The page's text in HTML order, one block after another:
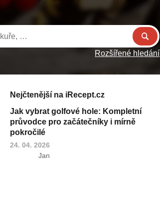
Rozšířené hledání
Nejčtenější na iRecept.cz
Jak vybrat golfové hole: Kompletní
průvodce pro začátečníky i mírně
pokročilé
24. 04. 2026
Jan